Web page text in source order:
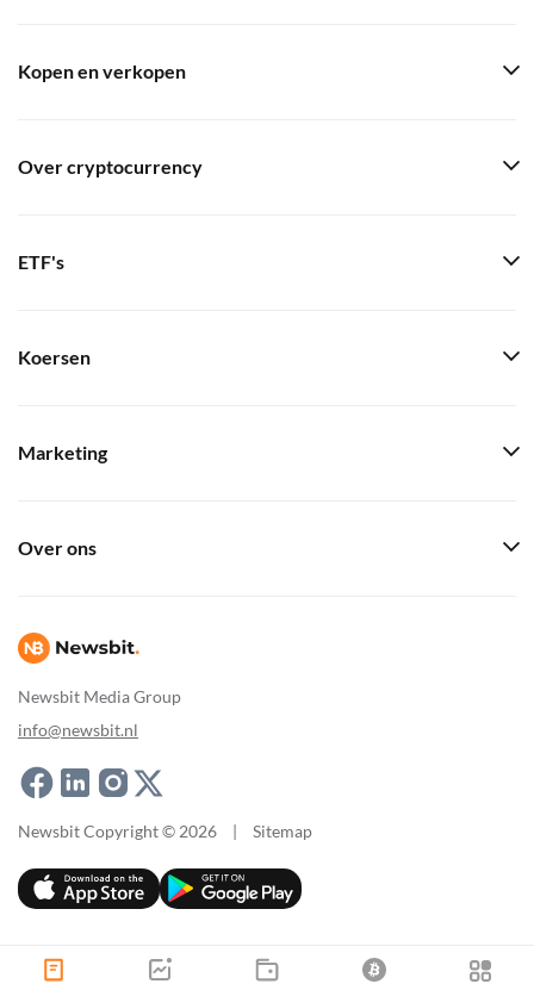
Newsbit Media Group
info@newsbit.nl
Kopen en verkopen
Over cryptocurrency
ETF's
Koersen
Marketing
Over ons
Newsbit Copyright © 2026 | Sitemap